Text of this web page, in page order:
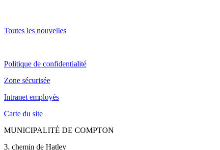
Toutes les nouvelles
Politique de confidentialité
Zone sécurisée
Intranet employés
Carte du site
MUNICIPALITÉ DE COMPTON
3, chemin de Hatley